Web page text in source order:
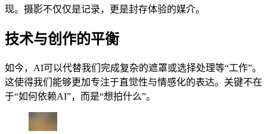
现。摄影不仅仅是记录，更是封存体验的媒介。
技术与创作的平衡
如今，AI可以代替我们完成复杂的遮罩或选择处理等“工作”。
这使得我们能够更加专注于直觉性与情感化的表达。关键不在
于“如何依赖AI”，而是“想拍什么”。